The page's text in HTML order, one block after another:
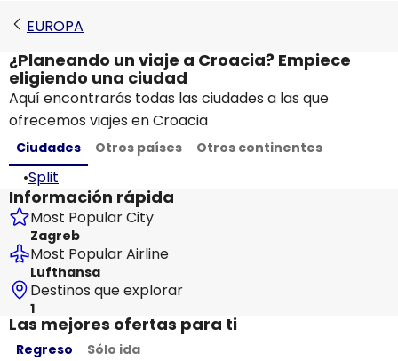
EUROPA
¿Planeando un viaje a Croacia? Empiece
eligiendo una ciudad
Aquí encontrarás todas las ciudades a las que
ofrecemos viajes en Croacia
Ciudades Otros países Otros continentes
•Split
Información rápida
Most Popular City
Zagreb
Most Popular Airline
Lufthansa
Destinos que explorar
1
Las mejores ofertas para ti
Regreso Sólo ida